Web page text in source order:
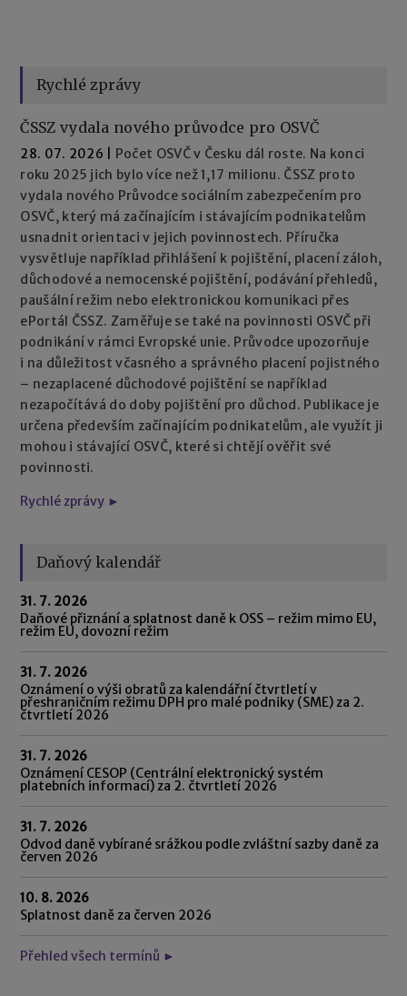
Rychlé zprávy
ČSSZ vydala nového průvodce pro OSVČ
28. 07. 2026
Počet OSVČ v Česku dál roste. Na konci
roku 2025 jich bylo více než 1,17 milionu. ČSSZ proto
vydala nového Průvodce sociálním zabezpečením pro
OSVČ, který má začínajícím i stávajícím podnikatelům
usnadnit orientaci v jejich povinnostech. Příručka
vysvětluje například přihlášení k pojištění, placení záloh,
důchodové a nemocenské pojištění, podávání přehledů,
paušální režim nebo elektronickou komunikaci přes
ePortál ČSSZ. Zaměřuje se také na povinnosti OSVČ při
podnikání v rámci Evropské unie. Průvodce upozorňuje
i na důležitost včasného a správného placení pojistného
– nezaplacené důchodové pojištění se například
nezapočítává do doby pojištění pro důchod. Publikace je
určena především začínajícím podnikatelům, ale využít ji
mohou i stávající OSVČ, které si chtějí ověřit své
povinnosti.
Rychlé zprávy ►
Daňový kalendář
31. 7. 2026
Daňové přiznání a splatnost daně k OSS – režim mimo EU,
režim EU, dovozní režim
31. 7. 2026
Oznámení o výši obratů za kalendářní čtvrtletí v
přeshraničním režimu DPH pro malé podniky (SME) za 2.
čtvrtletí 2026
31. 7. 2026
Oznámení CESOP (Centrální elektronický systém
platebních informací) za 2. čtvrtletí 2026
31. 7. 2026
Odvod daně vybírané srážkou podle zvláštní sazby daně za
červen 2026
10. 8. 2026
Splatnost daně za červen 2026
Přehled všech termínů ►